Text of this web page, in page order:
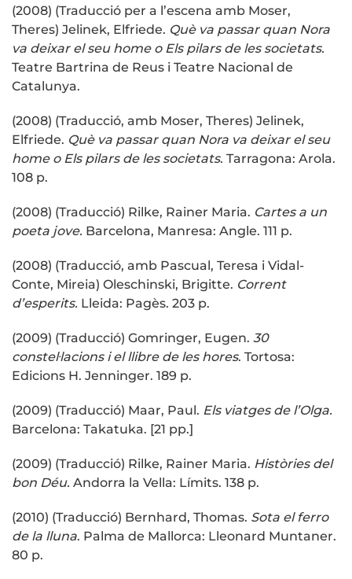
(2008) (Traducció per a l’escena amb Moser,
Theres) Jelinek, Elfriede. Què va passar quan Nora
va deixar el seu home o Els pilars de les societats.
Teatre Bartrina de Reus i Teatre Nacional de
Catalunya.
(2008) (Traducció, amb Moser, Theres) Jelinek,
Elfriede. Què va passar quan Nora va deixar el seu
home o Els pilars de les societats. Tarragona: Arola.
108 p.
(2008) (Traducció) Rilke, Rainer Maria. Cartes a un
poeta jove. Barcelona, Manresa: Angle. 111 p.
(2008) (Traducció, amb Pascual, Teresa i Vidal-
Conte, Mireia) Oleschinski, Brigitte. Corrent
d’esperits. Lleida: Pagès. 203 p.
(2009) (Traducció) Gomringer, Eugen. 30
constel·lacions i el llibre de les hores. Tortosa:
Edicions H. Jenninger. 189 p.
(2009) (Traducció) Maar, Paul. Els viatges de l’Olga.
Barcelona: Takatuka. [21 pp.]
(2009) (Traducció) Rilke, Rainer Maria. Històries del
bon Déu. Andorra la Vella: Límits. 138 p.
(2010) (Traducció) Bernhard, Thomas. Sota el ferro
de la lluna. Palma de Mallorca: Lleonard Muntaner.
80 p.